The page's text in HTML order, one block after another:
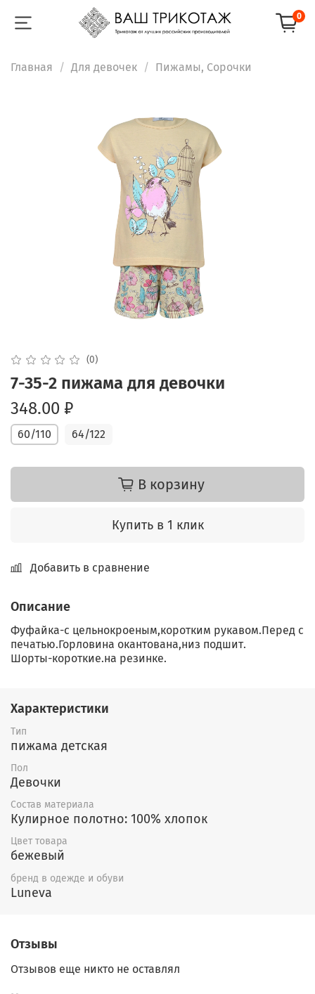
0
Главная Для девочек Пижамы, Сорочки
(0)
7-35-2 пижама для девочки
348.00 ₽
60/110 64/122
В корзину
Купить в 1 клик
Добавить в сравнение
Описание
Фуфайка-с цельнокроеным,коротким рукавом.Перед с
печатью.Горловина окантована,низ подшит.
Шорты-короткие.на резинке.
Характеристики
Тип
пижама детская
Пол
Девочки
Состав материала
Кулирное полотно: 100% хлопок
Цвет товара
бежевый
бренд в одежде и обуви
Luneva
Отзывы
Отзывов еще никто не оставлял